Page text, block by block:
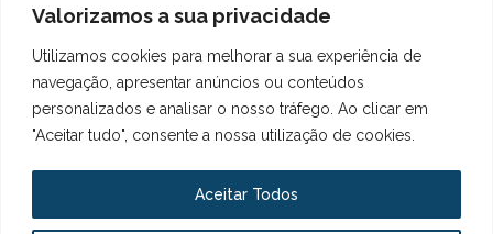
Valorizamos a sua privacidade
Utilizamos cookies para melhorar a sua experiência de
navegação, apresentar anúncios ou conteúdos
personalizados e analisar o nosso tráfego. Ao clicar em
"Aceitar tudo", consente a nossa utilização de cookies.
Aceitar Todos
Os Dados Pessoais são tratados de acordo
com a Diretiva 95/46/CE do Regulamento
Geral sobre a Proteção de Dados.
Copyright © 2021 Real Colégio de Portugal.
Todos os direitos revervados. Conheça a nossa
Política de Privacidadeaqui